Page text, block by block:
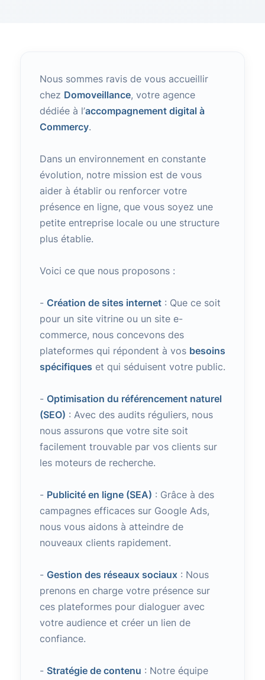
Nous sommes ravis de vous accueillir
chez Domoveillance, votre agence
dédiée à l’accompagnement digital à
Commercy.
Dans un environnement en constante
évolution, notre mission est de vous
aider à établir ou renforcer votre
présence en ligne, que vous soyez une
petite entreprise locale ou une structure
plus établie.
Voici ce que nous proposons :
- Création de sites internet: Que ce soit
pour un site vitrine ou un site e-
commerce, nous concevons des
plateformes qui répondent à vos besoins
spécifiques et qui séduisent votre public.
- Optimisation du référencement naturel
(SEO) : Avec des audits réguliers, nous
nous assurons que votre site soit
facilement trouvable par vos clients sur
les moteurs de recherche.
- Publicité en ligne (SEA) : Grâce à des
campagnes efficaces sur Google Ads,
nous vous aidons à atteindre de
nouveaux clients rapidement.
- Gestion des réseaux sociaux: Nous
prenons en charge votre présence sur
ces plateformes pour dialoguer avec
votre audience et créer un lien de
confiance.
- Stratégie de contenu : Notre équipe